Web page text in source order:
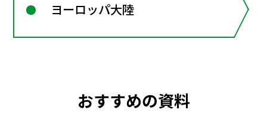
ヨーロッパ大陸
おすすめの資料